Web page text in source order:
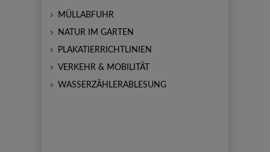
MÜLLABFUHR
NATUR IM GARTEN
PLAKATIERRICHTLINIEN
VERKEHR & MOBILITÄT
WASSERZÄHLERABLESUNG